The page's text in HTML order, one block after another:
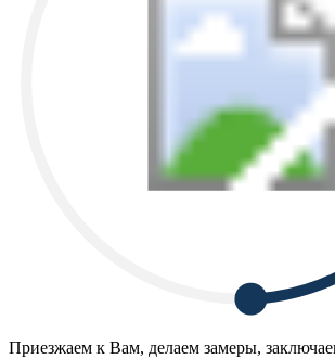
Приезжаем к Вам, делаем замеры,